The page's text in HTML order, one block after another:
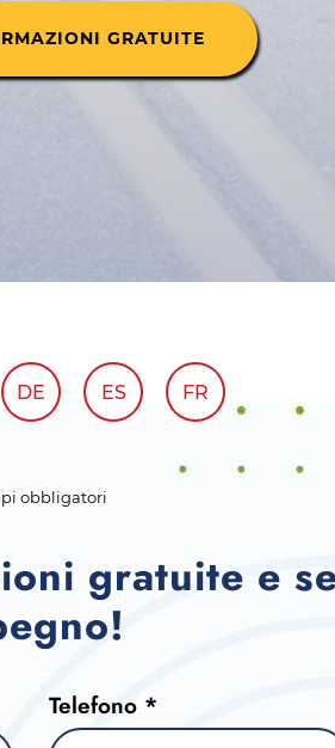
GRATUITE
DE ES FR
obbligatori
gratuite e
Telefono *